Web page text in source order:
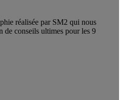
réalisée par SM2 qui nous
de conseils ultimes pour les 9